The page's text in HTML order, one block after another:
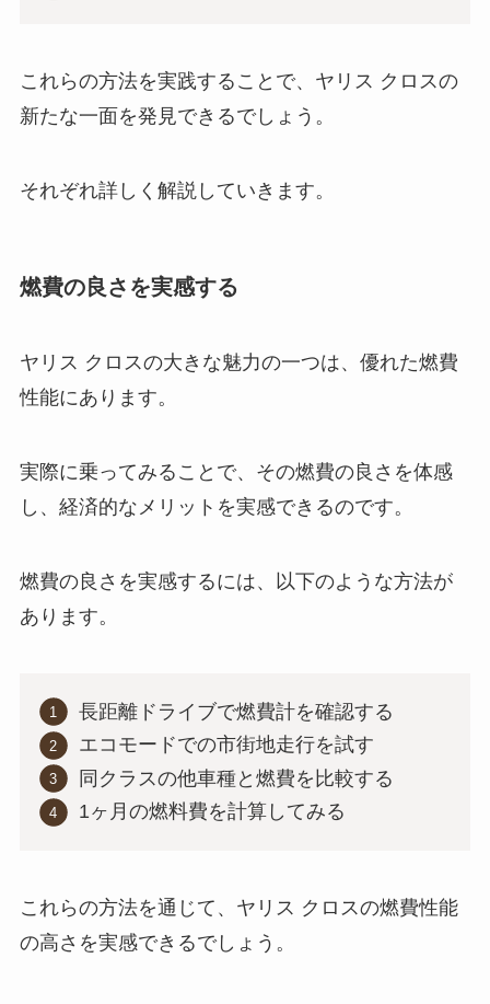
これらの方法を実践することで、ヤリス クロスの
新たな一面を発見できるでしょう。
それぞれ詳しく解説していきます。
燃費の良さを実感する
ヤリス クロスの大きな魅力の一つは、優れた燃費
性能にあります。
実際に乗ってみることで、その燃費の良さを体感
し、経済的なメリットを実感できるのです。
燃費の良さを実感するには、以下のような方法が
あります。
長距離ドライブで燃費計を確認する
エコモードでの市街地走行を試す
同クラスの他車種と燃費を比較する
1ヶ月の燃料費を計算してみる
これらの方法を通じて、ヤリス クロスの燃費性能
の高さを実感できるでしょう。